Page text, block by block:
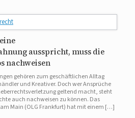
ausspricht, muss die
nachweisen
gehören zum geschäftlichen Alltag
und Kreativer. Doch wer Ansprüche
geltend macht, steht
auch nachweisen zu können. Das
Main (OLG Frankfurt) hat mit einem […]